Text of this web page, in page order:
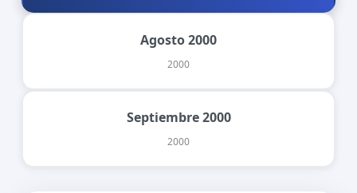
Agosto 2000
2000
Septiembre 2000
2000